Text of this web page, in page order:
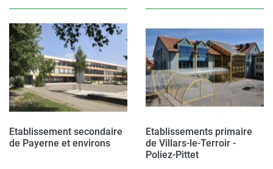
Etablissement secondaire
de Payerne et environs
Etablissements primaire
de Villars-le-Terroir -
Poliez-Pittet